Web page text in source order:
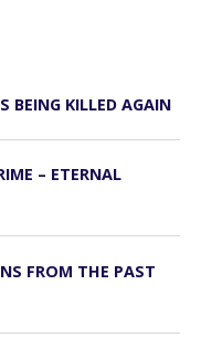
BEING KILLED AGAIN
– ETERNAL
FROM THE PAST